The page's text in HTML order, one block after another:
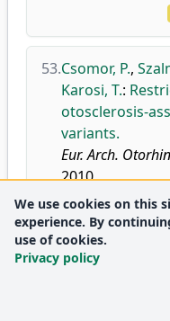
53.Csomor, P.,
Karosi, T.:
otosclerosis-
variants.
Eur. Arch.
2010.
doi DEA
Journal
metrics:
We use cookies on this
experience. By
use of cookies.
Privacy policy